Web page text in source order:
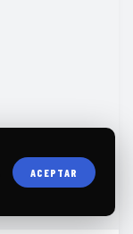
ACEPTAR